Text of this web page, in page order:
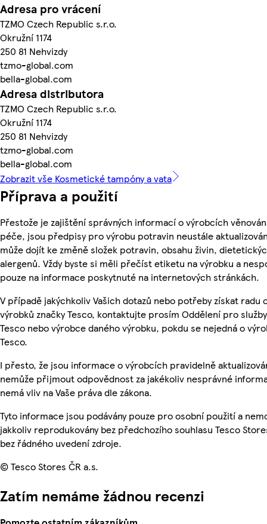
Adresa pro vrácení
TZMO Czech Republic s.r.o.
Okružní 1174
250 81 Nehvizdy
tzmo-global.com
bella-global.com
Adresa distributora
TZMO Czech Republic s.r.o.
Okružní 1174
250 81 Nehvizdy
tzmo-global.com
bella-global.com
Zobrazit vše Kosmetické tampóny a vata
Příprava a použití
Přestože je zajištění správných informací o výrobcích
péče, jsou předpisy pro výrobu potravin neustále
může dojít ke změně složek potravin, obsahu živin,
alergenů. Vždy byste si měli přečíst etiketu na výrobku a
pouze na informace poskytnuté na internetových stránkách.
V případě jakýchkoliv Vašich dotazů nebo potřeby získat radu
výrobků značky Tesco, kontaktujte prosím Oddělení pro
Tesco nebo výrobce daného výrobku, pokdu se nejedná o
Tesco.
I přesto, že jsou informace o výrobcích pravidelně
nemůže přijmout odpovědnost za jakékoliv nesprávné
nemá vliv na Vaše práva dle zákona.
Tyto informace jsou podávány pouze pro osobní použití a
jakkoliv reprodukovány bez předchozího souhlasu Tesco
bez řádného uvedení zdroje.
© Tesco Stores ČR a.s.
Zatím nemáme žádnou recenzi